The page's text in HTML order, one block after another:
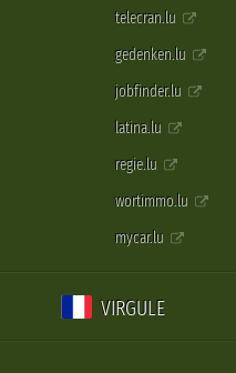
telecran.lu
gedenken.lu
jobfinder.lu
latina.lu
regie.lu
wortimmo.lu
mycar.lu
VIRGULE